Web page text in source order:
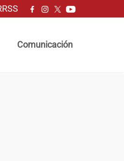
Comunicación